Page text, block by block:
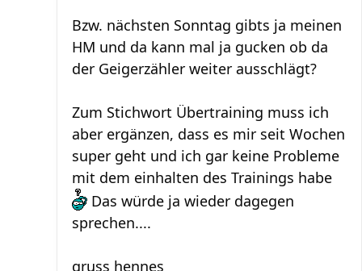
Bzw. nächsten Sonntag gibts ja meinen
HM und da kann mal ja gucken ob da
der Geigerzähler weiter ausschlägt?
Zum Stichwort Übertraining muss ich
aber ergänzen, dass es mir seit Wochen
super geht und ich gar keine Probleme
mit dem einhalten des Trainings habe
Das würde ja wieder dagegen
sprechen....
gruss hennes